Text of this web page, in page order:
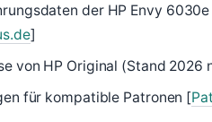
der HP Envy
]
von HP Original (Stand
für kompatible Patronen [